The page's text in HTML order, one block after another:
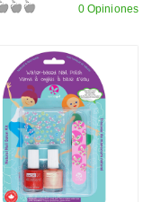
0 Opiniones